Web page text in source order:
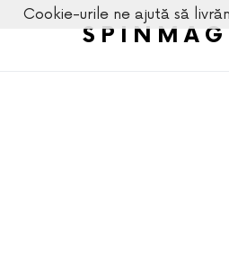
SPINMAG
Cookie-urile ne ajută să